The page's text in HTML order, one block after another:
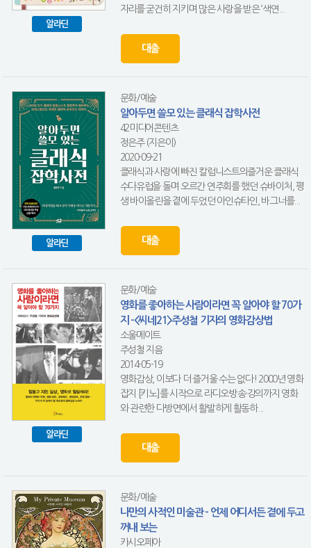
알라딘
자리를 굳건히 지키며 많은 사랑을 받은 ‘색연...
대출
알라딘
문화/예술
알아두면 쓸모 있는 클래식 잡학사전
42미디어콘텐츠
정은주 (지은이)
2020-09-21
클래식과 사랑에 빠진 칼럼니스트의즐거운 클래식
수다유럽을 돌며 오르간 연주회를 했던 슈바이처, 평
생 바이올린을 곁에 두었던 아인슈타인, 바그너를...
대출
알라딘
문화/예술
영화를 좋아하는 사람이라면 꼭 알아야 할 70가
지 -<씨네21>주성철 기자의 영화감상법
소울메이트
주성철 지음
2014-05-19
영화감상, 이보다 더 즐거울 수는 없다! 2000년 영화
잡지 [키노]를 시작으로 라디오·방송·강의까지 영화
와 관련한 다방면에서 활발하게 활동하...
대출
문화/예술
나만의 사적인 미술관 - 언제 어디서든 곁에 두고
꺼내 보는
카시오페아